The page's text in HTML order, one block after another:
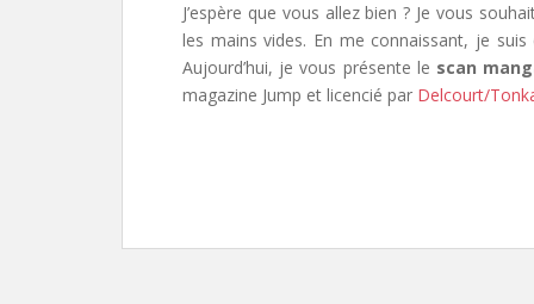
J’espère que vous allez bien ? Je vous
les mains vides. En me connaissant, je
Aujourd’hui, je vous présente le scan
magazine Jump et licencié par Delcourt/